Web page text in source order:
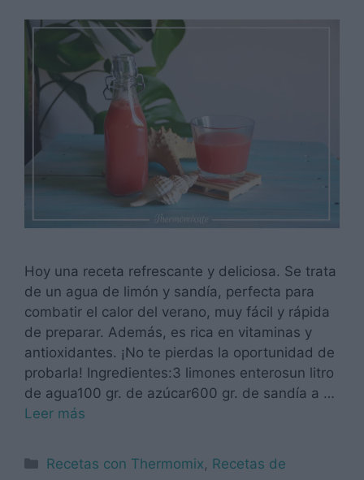
Hoy una receta refrescante y deliciosa. Se trata
de un agua de limón y sandía, perfecta para
combatir el calor del verano, muy fácil y rápida
de preparar. Además, es rica en vitaminas y
antioxidantes. ¡No te pierdas la oportunidad de
probarla! Ingredientes:3 limones enterosun litro
de agua100 gr. de azúcar600 gr. de sandía a …
Leer más
Categorías
Recetas con Thermomix, Recetas de